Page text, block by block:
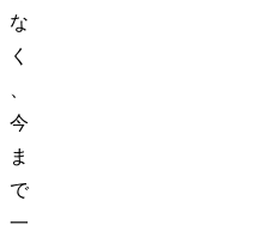
な
く
今
ま
で